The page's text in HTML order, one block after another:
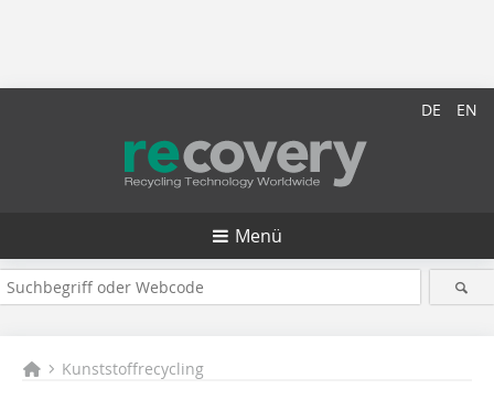
DE EN
Menü
Kunststoffrecycling